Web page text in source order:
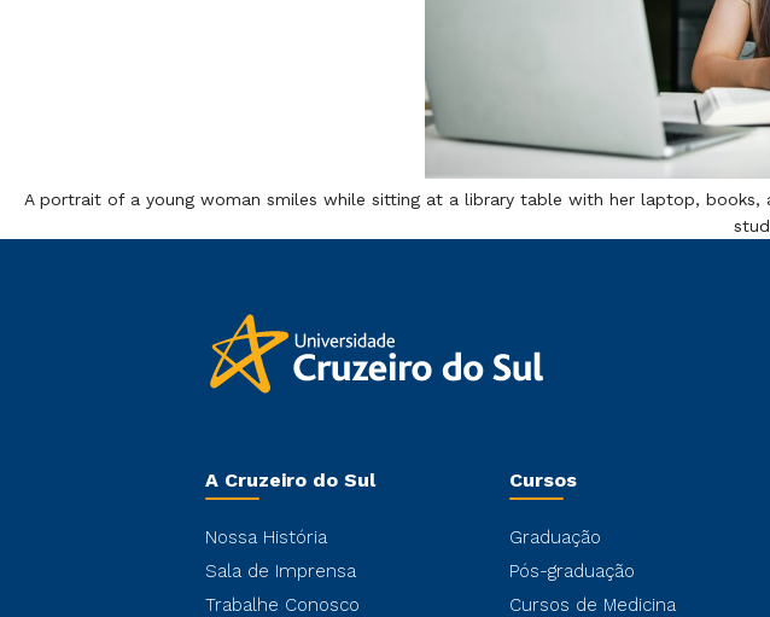
A portrait of a young woman smiles while sitting at a library table with her laptop,
A Cruzeiro do Sul
Nossa História
Sala de Imprensa
Trabalhe Conosco
Cursos
Graduação
Pós-graduação
Cursos de Medicina